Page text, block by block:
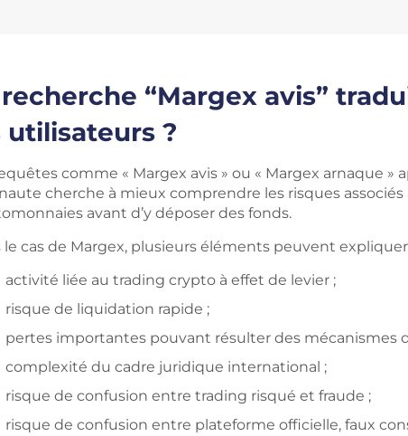
recherche “Margex avis”
utilisateurs ?
comme « Margex avis » ou « Margex arnaque »
cherche à mieux comprendre les risques
avant d’y déposer des fonds.
le cas de Margex, plusieurs éléments peuvent
activité liée au trading crypto à effet de levier ;
risque de liquidation rapide ;
pertes importantes pouvant résulter des mécanismes
complexité du cadre juridique international ;
risque de confusion entre trading risqué et fraude ;
risque de confusion entre plateforme officielle, faux